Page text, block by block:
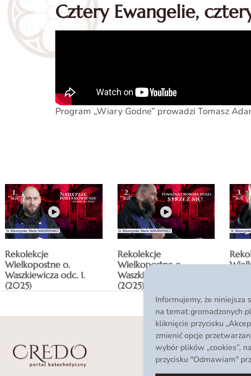
Cztery Ewangelie,
Program „Wiary Godne” prowadzi Tomasz
Rekolekcje
Wielkopostne o.
Waszkiewicza odc. 1.
(2025)
Rekolekcje
Wielkopostne o.
Waszkiewicza odc. 2.
(2025)
Informujemy, że niniejsza
na temat gromadzonych
kliknięcie przycisku
zmienić opcje
wybór plików „cookies”,
przycisku "Odmawiam"